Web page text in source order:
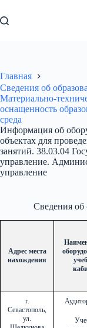
к
сути
Главная
Сведения об
Материально-
оснащенность
среда
Информация об
объектах для
занятий. 38.03.04
управление.
управление
Сведения об
Адрес места
нахождения
г.
Севастополь,
ул.